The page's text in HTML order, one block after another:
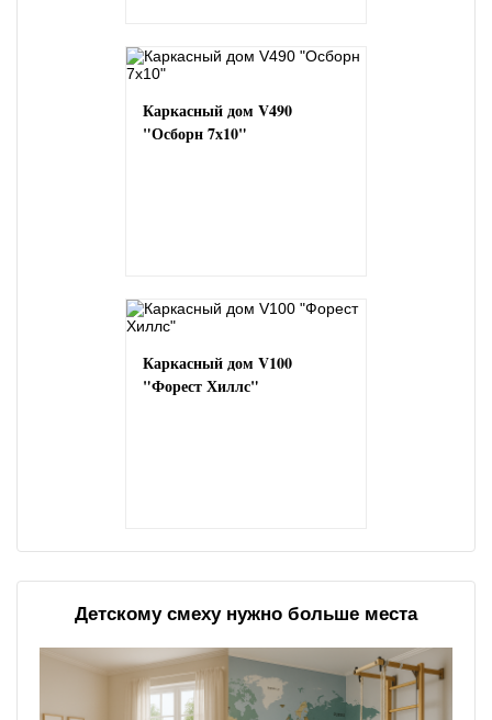
Каркасный дом V490
"Осборн 7х10"
Каркасный дом V100
"Форест Хиллс"
Детскому смеху нужно больше места